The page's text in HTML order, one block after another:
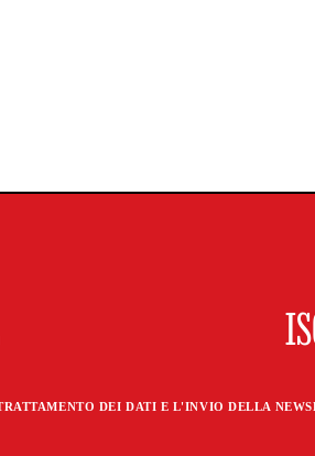
DEI DATI E L'INVIO DELLA